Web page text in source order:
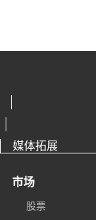
媒体拓展
市场
股票